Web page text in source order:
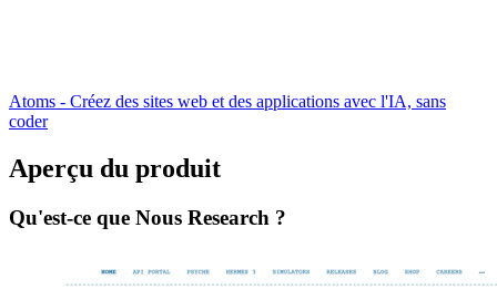
Atoms - Créez des sites web et des applications avec l'IA, sans
coder
Aperçu du produit
Qu'est-ce que Nous Research ?